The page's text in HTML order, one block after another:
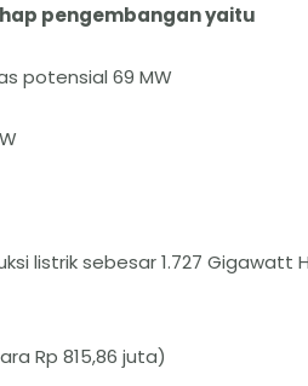
pengembangan yaitu
potensial 69 MW
listrik sebesar 1.727 Gigawatt
Rp 815,86 juta)